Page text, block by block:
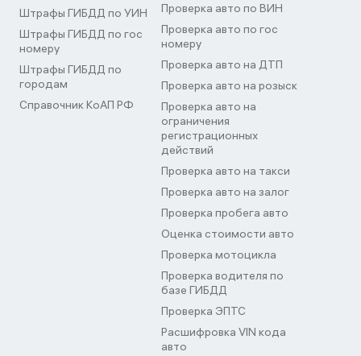
Штрафы ГИБДД по УИН
Штрафы ГИБДД по гос
номеру
Штрафы ГИБДД по
городам
Справочник КоАП РФ
Проверка авто по ВИН
Проверка авто по гос
номеру
Проверка авто на ДТП
Проверка авто на розыск
Проверка авто на
ограничения
регистрационных
действий
Проверка авто на такси
Проверка авто на залог
Проверка пробега авто
Оценка стоимости авто
Проверка мотоцикла
Проверка водителя по
базе ГИБДД
Проверка ЭПТС
Расшифровка VIN кода
авто